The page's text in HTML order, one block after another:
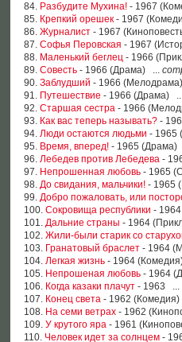
84. Разбудите Мухина! - 1967
85. Крепкий орешек - 1967
86. Журналист - 1967
87. Софья Перовская - 1967
88. Маленький беглец - 1966
89. Совесть - 1966 (Драма) ...
90. Заблудший - 1966
91. Путешествие - 1966 (Драма)
92. Старшая сестра - 1966
93. Как вас теперь называть? -
94. Люди остаются людьми - 1965
95. Время, вперед! - 1965 (Драма)
96. Лебедев против Лебедева -
97. Непрошенная любовь - 1965
98. До свидания, мальчики! - 1965
99. Добро пожаловать, или
100. Сокровища республики -
101. Дальние страны - 1964
102. Жили-были старик со
103. Гранатовый браслет - 1964
104. Легкая жизнь - 1964
105. Непрошеная любовь - 1964
106. Когда казаки плачут - 1963 ...
107. Конец света - 1962
108. На семи ветрах - 1962
109. У крутого яра - 1961
110. Человек идет за солнцем -